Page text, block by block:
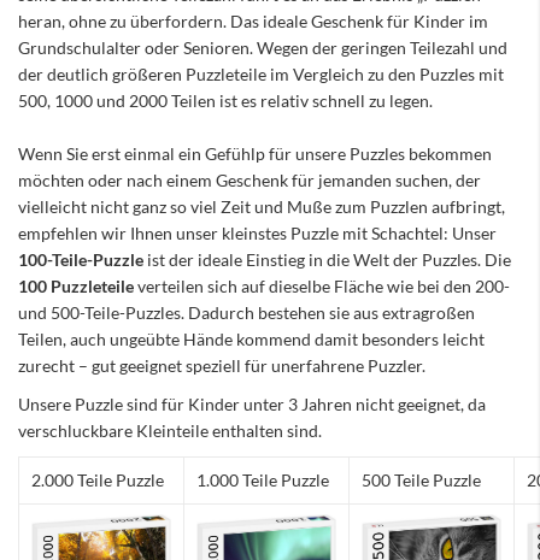
heran, ohne zu überfordern. Das ideale Geschenk für Kinder im
Grundschulalter oder Senioren. Wegen der geringen Teilezahl und
der deutlich größeren Puzzleteile im Vergleich zu den Puzzles mit
500, 1000 und 2000 Teilen ist es relativ schnell zu legen.
Wenn Sie erst einmal ein Gefühlp für unsere Puzzles bekommen
möchten oder nach einem Geschenk für jemanden suchen, der
vielleicht nicht ganz so viel Zeit und Muße zum Puzzlen aufbringt,
empfehlen wir Ihnen unser kleinstes Puzzle mit Schachtel: Unser
100-Teile-Puzzle ist der ideale Einstieg in die Welt der Puzzles. Die
100 Puzzleteileverteilen sich auf dieselbe Fläche wie bei den 200-
und 500-Teile-Puzzles. Dadurch bestehen sie aus extragroßen
Teilen, auch ungeübte Hände kommend damit besonders leicht
zurecht – gut geeignet speziell für unerfahrene Puzzler.
Unsere Puzzle sind für Kinder unter 3 Jahren nicht geeignet, da
verschluckbare Kleinteile enthalten sind.
2.000 Teile Puzzle 1.000 Teile Puzzle 500 Teile Puzzle